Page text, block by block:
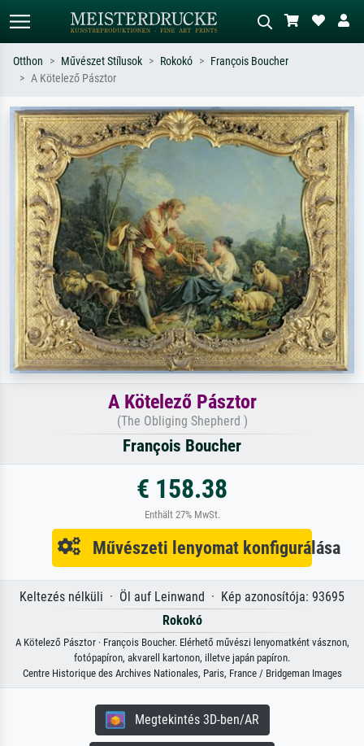
Keressen művész, műcím vagy stílus
szerint – pl. Monet, Csillagos éj,
impresszionizmus, Hokusai-hullám,
akt.
Írja le a jelenetet – pl. zöld rét, sok
piros absztrakt, sötét olajkép, álló akt
egy fa mellett.
Otthon Művészet Stílusok Rokokó
François Boucher
A Kötelező Pásztor
A Kötelező Pásztor
(The Obliging Shepherd )
François Boucher
€ 158.38
Enthält 27% MwSt.
Művészeti lenyomat konfigurálása
Keltezés nélküli · Öl auf Leinwand · Kép azonosítója: 93695
Rokokó
A Kötelező Pásztor · François Boucher. Elérhető művészi lenyomatként vásznon,
fotópapíron, akvarell kartonon, illetve japán papíron.
Centre Historique des Archives Nationales, Paris, France / Bridgeman Images
Megtekintés 3D-ben/AR